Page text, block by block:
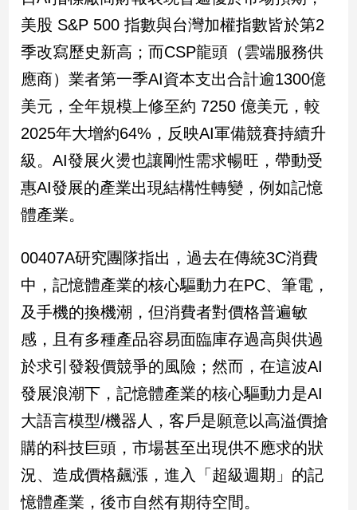
美股 S&P 500 指數與台灣加權指數皆於第2
季改寫歷史新高；而CSP龍頭（雲端服務供
應商）業者第一季AI資本支出合計逾1300億
美元，全年規模上修至約 7250 億美元，較
2025年大增約64%，反映AI軍備競賽持續升
級。AI發展火燙也讓剛性需求暢旺，帶動受
惠AI發展的產業出現結構性轉變，例如記憶
體產業。
00407A研究團隊指出，過去在傳統3C消費
中，記憶體產業的核心驅動力在PC、筆電，
及手機的換機潮，但消費者對價格普遍敏
感，且有多種產品容易面臨庫存過高與供過
於求引發殺價競爭的風險；然而，在這波AI
發展浪潮下，記憶體產業的核心驅動力是AI
大語言模型/機器人，客戶是願意以高溢價搶
購的科技巨頭，市場甚至出現供不應求的狀
況、造成價格飆漲，進入「超級週期」的記
憶體產業，後市自然有期待空間。